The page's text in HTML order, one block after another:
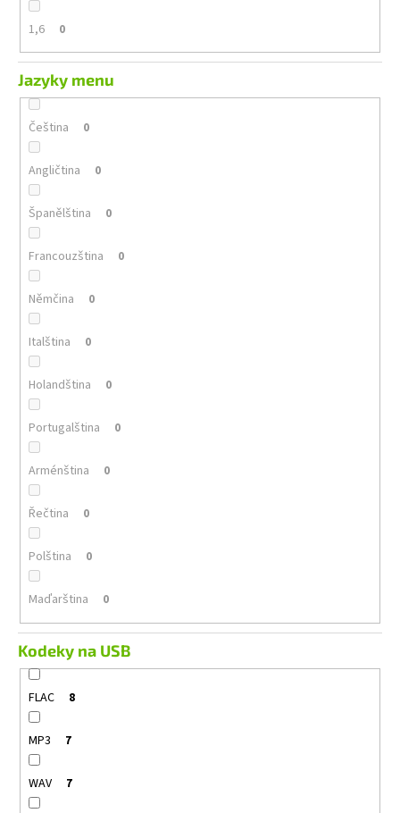
1,6 0
Jazyky menu
Čeština 0
Angličtina 0
Španělština 0
Francouzština 0
Němčina 0
Italština 0
Holandština 0
Portugalština 0
Arménština 0
Řečtina 0
Polština 0
Maďarština 0
Kodeky na USB
FLAC 8
MP3 7
WAV 7